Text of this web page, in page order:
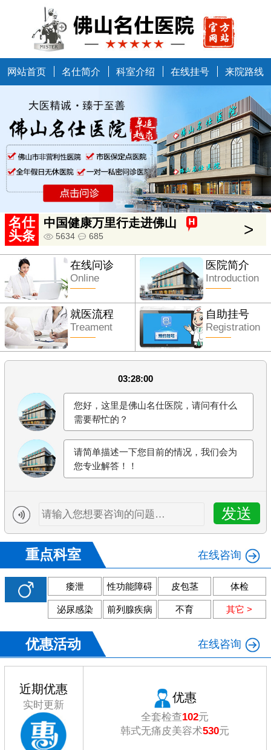
网站首页 名仕简介 科室介绍 在线挂号 来院路线
名仕
头条
中国健康万里行走进佛山
5634 685 >
名仕开通夜门诊啦
7258 854 >
在线问诊
Online
医院简介
Introduction
就医流程
Treament
自助挂号
Registration
03:28:00
您好，这里是佛山名仕医院，请问有什么
需要帮忙的？
请简单描述一下您目前的情况，我们会为
您专业解答！！
发送
重点科室 在线咨询
痿泄 性功能障碍 皮包茎 体检
泌尿感染 前列腺疾病 不育 其它 >
优惠活动 在线咨询
近期优惠
实时更新
优惠
全套检查102元
韩式无痛皮美容术530元
戴先生 痿
陈向东主任
李先生 体检 预约成功
陈向东主任
林先生 痿 预约成功
李江涛主任